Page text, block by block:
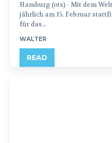
Hamburg (ots) - Mit dem Weltkinderkrebstag, der
jährlich am 15. Februar
für das...
WALTER
READ